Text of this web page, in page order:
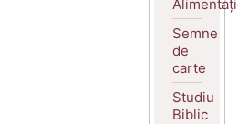
Semne
de
carte
Studiu
Biblic